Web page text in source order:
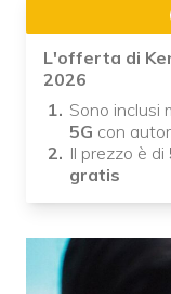
L'offerta di
2026
Sono inclusi
5G con
Il prezzo è di
gratis